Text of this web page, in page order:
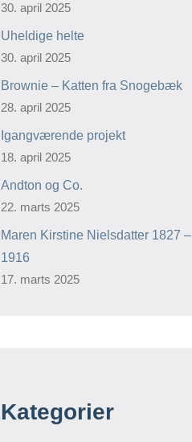
30. april 2025
Uheldige helte
30. april 2025
Brownie – Katten fra Snogebæk
28. april 2025
Igangværende projekt
18. april 2025
Andton og Co.
22. marts 2025
Maren Kirstine Nielsdatter 1827 –
1916
17. marts 2025
Kategorier